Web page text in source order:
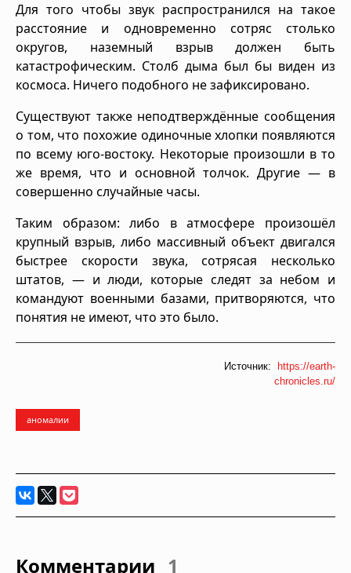
Для того чтобы звук распространился на такое
расстояние и одновременно сотряс столько
округов, наземный взрыв должен быть
катастрофическим. Столб дыма был бы виден из
космоса. Ничего подобного не зафиксировано.
Существуют также неподтверждённые сообщения
о том, что похожие одиночные хлопки появляются
по всему юго-востоку. Некоторые произошли в то
же время, что и основной толчок. Другие — в
совершенно случайные часы.
Таким образом: либо в атмосфере произошёл
крупный взрыв, либо массивный объект двигался
быстрее скорости звука, сотрясая несколько
штатов, — и люди, которые следят за небом и
командуют военными базами, притворяются, что
понятия не имеют, что это было.
Источник:
https://earth-
chronicles.ru/
аномалии
Комментарии 1